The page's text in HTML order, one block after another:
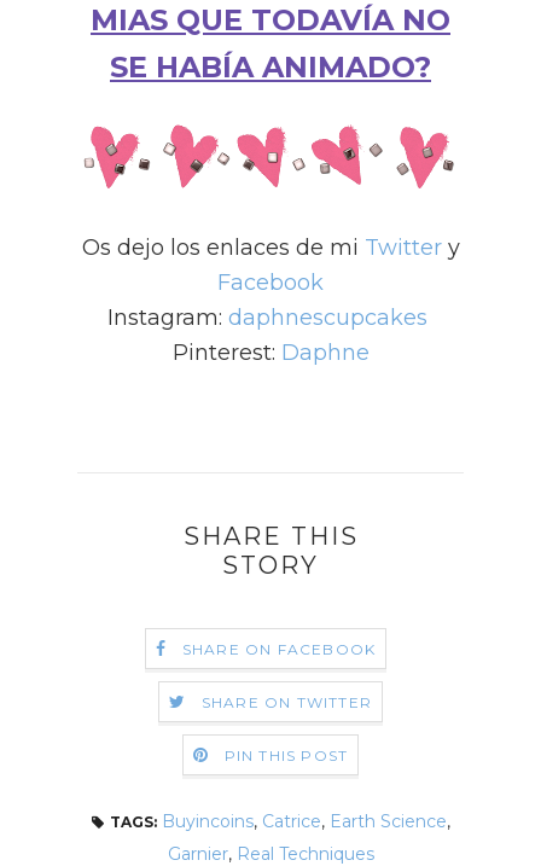
MIAS QUE TODAVÍA NO
SE HABÍA ANIMADO?
Os dejo los enlaces de mi Twittery
Facebook
Instagram: daphnescupcakes
Pinterest: Daphne
SHARE THIS
STORY
SHARE ON FACEBOOK
SHARE ON TWITTER
PIN THIS POST
TAGS: Buyincoins, Catrice, Earth Science,
Garnier, Real Techniques